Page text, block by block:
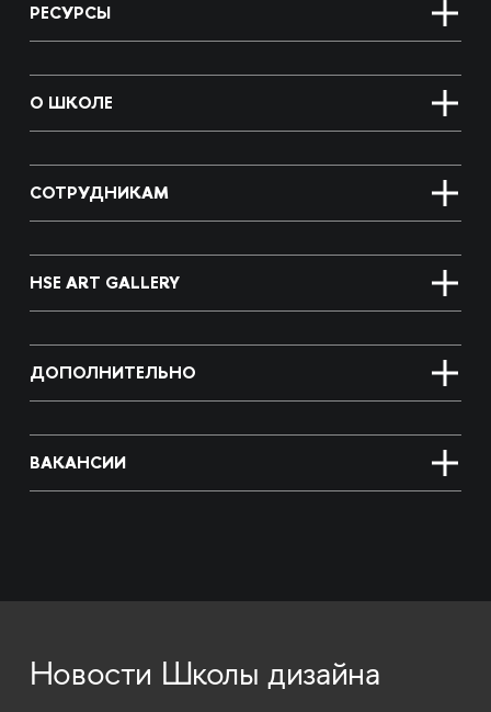
РЕСУРСЫ
О ШКОЛЕ
СОТРУДНИКАМ
HSE ART GALLERY
ДОПОЛНИТЕЛЬНО
ВАКАНСИИ
Новости Школы дизайна